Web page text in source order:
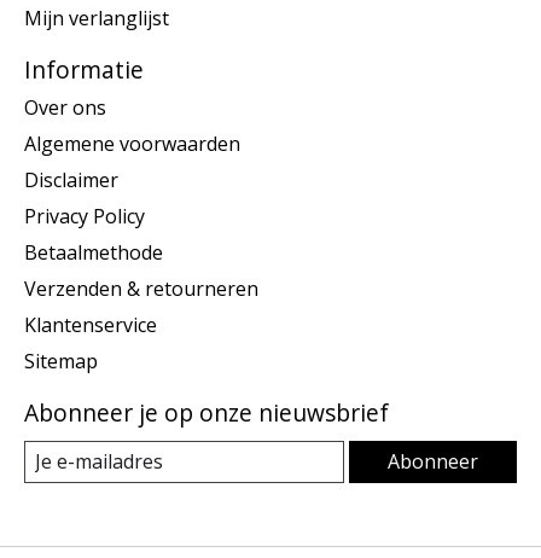
Mijn verlanglijst
Informatie
Over ons
Algemene voorwaarden
Disclaimer
Privacy Policy
Betaalmethode
Verzenden & retourneren
Klantenservice
Sitemap
Abonneer je op onze nieuwsbrief
Abonneer